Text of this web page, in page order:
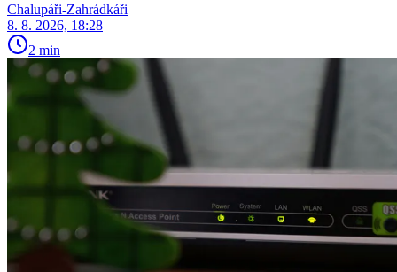
Chalupáři-Zahrádkáři
8. 8. 2026, 18:28
2 min